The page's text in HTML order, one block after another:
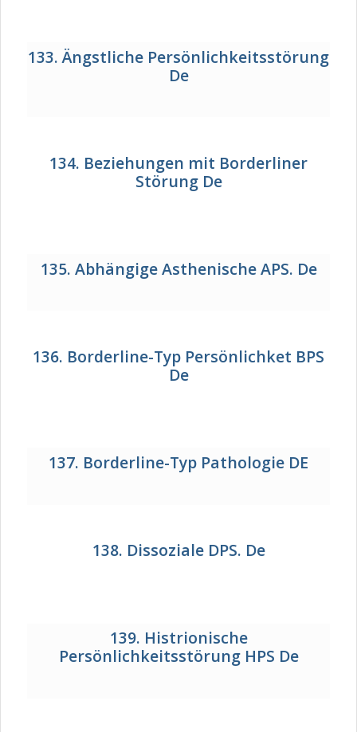
133. Ängstliche Persönlichkeitsstörung
De
134. Beziehungen mit Borderliner
Störung De
135. Abhängige Asthenische APS. De
136. Borderline-Typ Persönlichket BPS
De
137. Borderline-Typ Pathologie DE
138. Dissoziale DPS. De
139. Histrionische
Persönlichkeitsstörung HPS De